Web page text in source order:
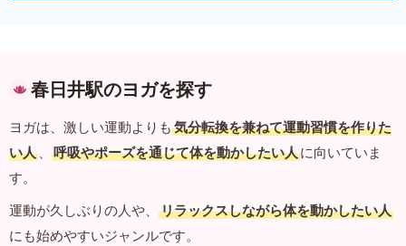
春日井駅のヨガを探す
ヨガは、激しい運動よりも 気分転換を兼ねて運動習慣を作りた
い人 、 呼吸やポーズを通じて体を動かしたい人に向いていま
す。
運動が久しぶりの人や、
リラックスしながら体を動かしたい人
にも始めやすいジャンルです。